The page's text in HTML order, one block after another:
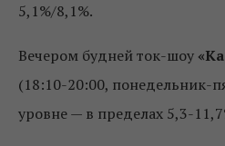
5,1%/8,1%.
Вечером будней ток-шоу
(18:10-20:00, понедельник-
уровне — в пределах 5,3-